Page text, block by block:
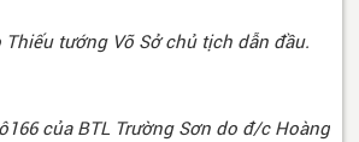
Thiếu tướng Võ Sở chủ tịch dẫn đầu.
của BTL Trường Sơn do đ/c Hoàng